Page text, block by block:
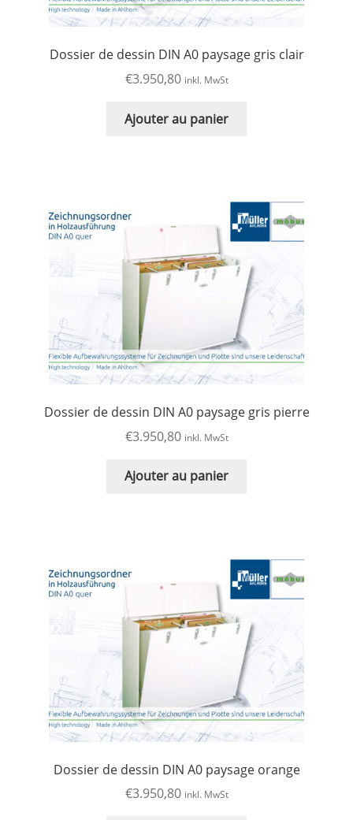
Dossier de dessin DIN A0 paysage gris clair
€3.950,80 inkl. MwSt
Ajouter au panier
Dossier de dessin DIN A0 paysage gris pierre
€3.950,80 inkl. MwSt
Ajouter au panier
Dossier de dessin DIN A0 paysage orange
€3.950,80 inkl. MwSt